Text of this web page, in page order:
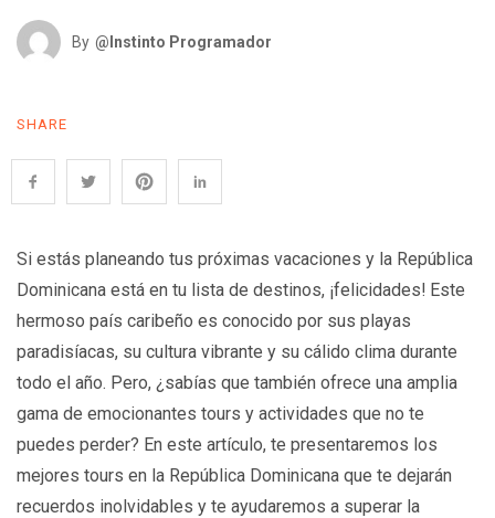
By @Instinto Programador
SHARE
Si estás planeando tus próximas vacaciones y la República
Dominicana está en tu lista de destinos, ¡felicidades! Este
hermoso país caribeño es conocido por sus playas
paradisíacas, su cultura vibrante y su cálido clima durante
todo el año. Pero, ¿sabías que también ofrece una amplia
gama de emocionantes tours y actividades que no te
puedes perder? En este artículo, te presentaremos los
mejores tours en la República Dominicana que te dejarán
recuerdos inolvidables y te ayudaremos a superar la